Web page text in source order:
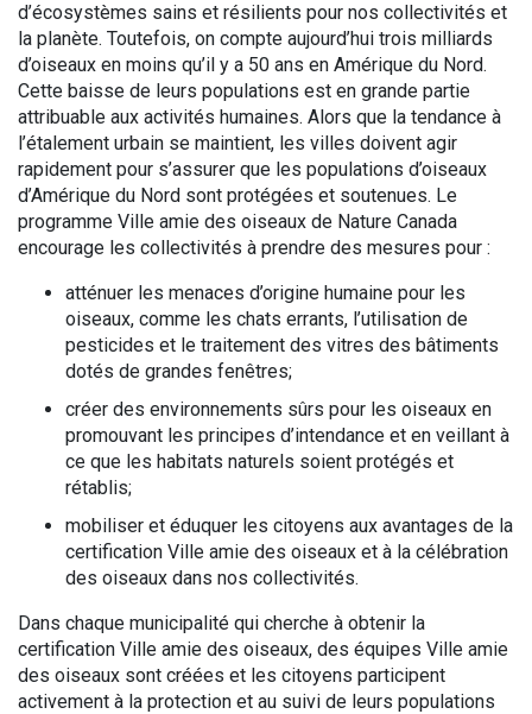
d’écosystèmes sains et résilients pour nos collectivités et
la planète. Toutefois, on compte aujourd’hui trois milliards
d’oiseaux en moins qu’il y a 50 ans en Amérique du Nord.
Cette baisse de leurs populations est en grande partie
attribuable aux activités humaines. Alors que la tendance à
l’étalement urbain se maintient, les villes doivent agir
rapidement pour s’assurer que les populations d’oiseaux
d’Amérique du Nord sont protégées et soutenues. Le
programme Ville amie des oiseaux de Nature Canada
encourage les collectivités à prendre des mesures pour :
atténuer les menaces d’origine humaine pour les
oiseaux, comme les chats errants, l’utilisation de
pesticides et le traitement des vitres des bâtiments
dotés de grandes fenêtres;
créer des environnements sûrs pour les oiseaux en
promouvant les principes d’intendance et en veillant à
ce que les habitats naturels soient protégés et
rétablis;
mobiliser et éduquer les citoyens aux avantages de la
certification Ville amie des oiseaux et à la célébration
des oiseaux dans nos collectivités.
Dans chaque municipalité qui cherche à obtenir la
certification Ville amie des oiseaux, des équipes Ville amie
des oiseaux sont créées et les citoyens participent
activement à la protection et au suivi de leurs populations